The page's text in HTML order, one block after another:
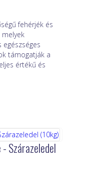
fehérjék és
egészséges
támogatják a
értékű és
Szárazeledel